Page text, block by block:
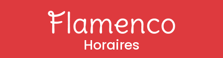
Horaires